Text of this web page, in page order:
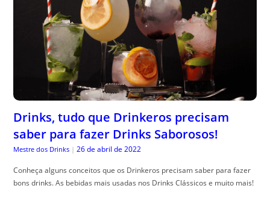
Drinks, tudo que Drinkeros precisam
saber para fazer Drinks Saborosos!
Mestre dos Drinks | 26 de abril de 2022
Conheça alguns conceitos que os Drinkeros precisam saber para fazer
bons drinks. As bebidas mais usadas nos Drinks Clássicos e muito mais!